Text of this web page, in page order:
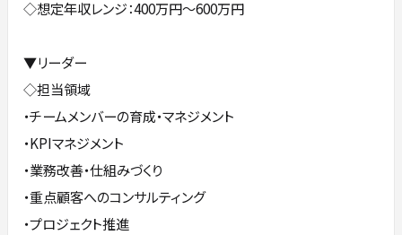
◇想定年収レンジ：400万円～600万円
▼リーダー
◇担当領域
・チームメンバーの育成・マネジメント
・KPIマネジメント
・業務改善・仕組みづくり
・重点顧客へのコンサルティング
・プロジェクト推進